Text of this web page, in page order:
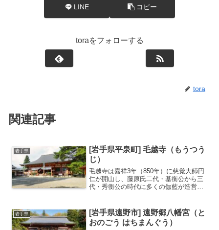
LINE コピー
toraをフォローする
tora
関連記事
岩手県
[岩手県平泉町] 毛越寺（もうつう
じ）
毛越寺は嘉祥3年（850年）に慈覚大師円
仁が開山し、藤原氏二代・基衡公から三
代・秀衡公の時代に多くの伽藍が造営さ
が池を中心とする「浄土庭園」はほぼ完
全な状態で保存されて...
岩手県
[岩手県遠野市] 遠野郷八幡宮（と
おのごう はちまんぐう）